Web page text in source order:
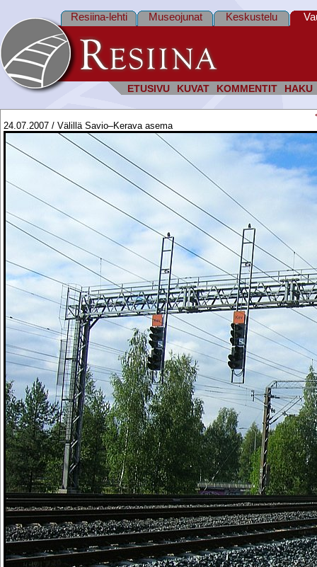
ETUSIVU KUVAT KOMMENTIT HAKU
Resiina-lehti Museojunat Keskustelu
24.07.2007 / Välillä Savio–Kerava asema